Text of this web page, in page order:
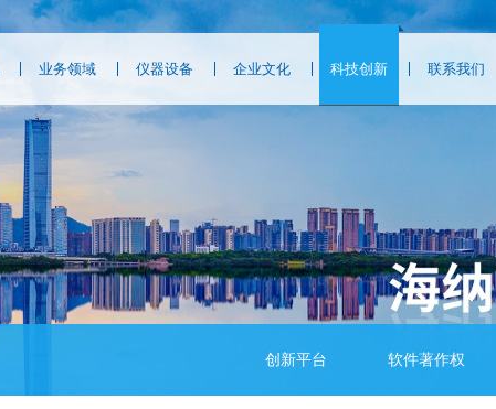
业务领域 仪器设备 企业文化 科技创新 联系我们
创新平台 软件著作权